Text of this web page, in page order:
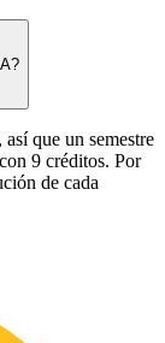
que un semestre
9 créditos. Por
de cada